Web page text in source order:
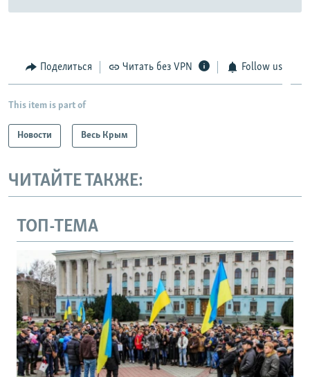
Поделиться Читать без VPN Follow us
This item is part of
Новости Весь Крым
ЧИТАЙТЕ ТАКЖЕ:
ТОП-ТЕМА